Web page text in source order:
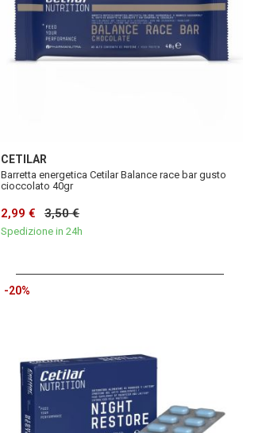
CETILAR
Barretta energetica Cetilar Balance race bar gusto
cioccolato 40gr
2,99 € 3,50 €
Spedizione in 24h
-20%